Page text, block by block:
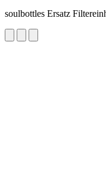
soulbottles Ersatz